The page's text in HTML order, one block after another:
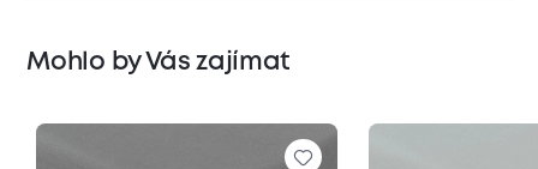
Mohlo by Vás zajímat